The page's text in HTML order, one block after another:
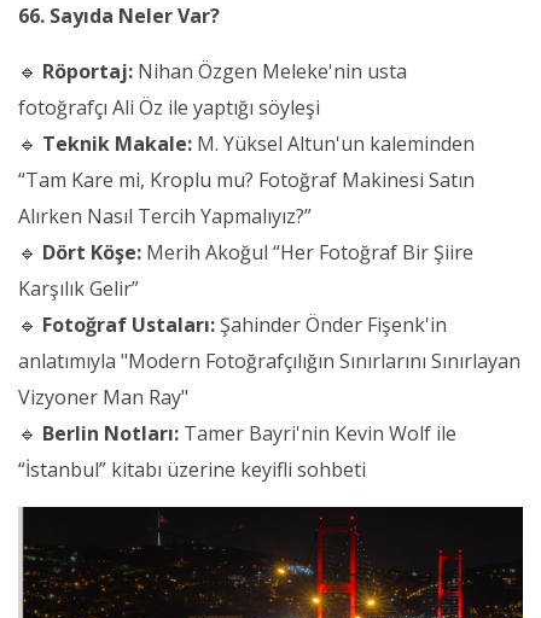
66. Sayıda Neler Var?
🔹 Röportaj: Nihan Özgen Meleke'nin usta
fotoğrafçı Ali Öz ile yaptığı söyleşi
🔹 Teknik Makale: M. Yüksel Altun'un kaleminden
“Tam Kare mi, Kroplu mu? Fotoğraf Makinesi Satın
Alırken Nasıl Tercih Yapmalıyız?”
🔹 Dört Köşe: Merih Akoğul “Her Fotoğraf Bir Şiire
Karşılık Gelir”
🔹 Fotoğraf Ustaları: Şahinder Önder Fişenk'in
anlatımıyla "Modern Fotoğrafçılığın Sınırlarını Sınırlayan
Vizyoner Man Ray"
🔹 Berlin Notları: Tamer Bayri'nin Kevin Wolf ile
“İstanbul” kitabı üzerine keyifli sohbeti